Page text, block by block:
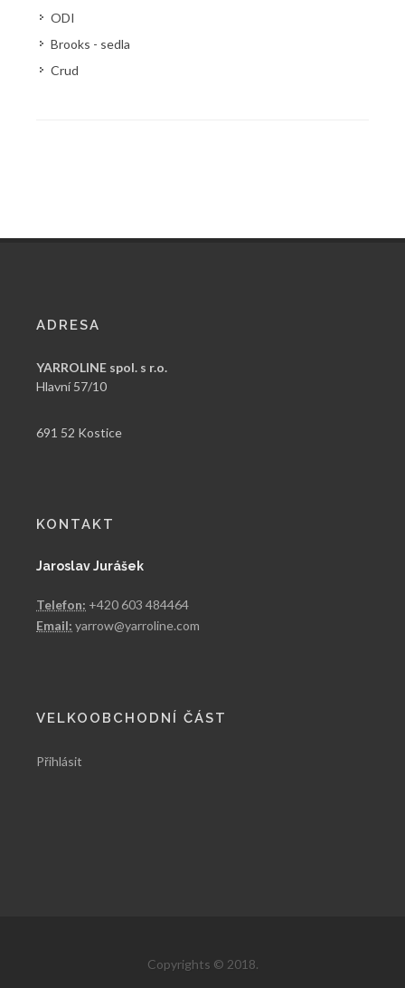
ODI
Brooks - sedla
Crud
ADRESA
YARROLINE spol. s r.o.
Hlavní 57/10
691 52 Kostice
KONTAKT
Jaroslav Jurášek
Telefon: +420 603 484464
Email: yarrow@yarroline.com
VELKOOBCHODNÍ ČÁST
Přihlásit
Copyrights © 2018.